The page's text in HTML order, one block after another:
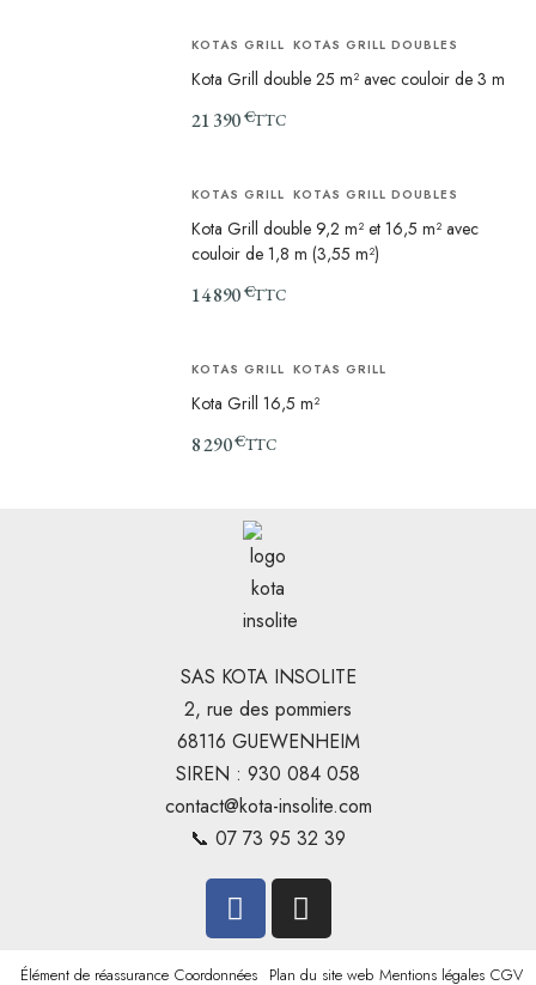
KOTAS GRILL KOTAS GRILL DOUBLES
Kota Grill double 25 m² avec couloir de 3 m
21 390€TTC
KOTAS GRILL KOTAS GRILL DOUBLES
Kota Grill double 9,2 m² et 16,5 m² avec
couloir de 1,8 m (3,55 m²)
14 890€TTC
KOTAS GRILL KOTAS GRILL
Kota Grill 16,5 m²
8 290€TTC
SAS KOTA INSOLITE
2, rue des pommiers
68116 GUEWENHEIM
SIREN : 930 084 058
contact@kota-insolite.com
📞 07 73 95 32 39
Élément de réassurance Coordonnées Plan du site web Mentions légales CGV